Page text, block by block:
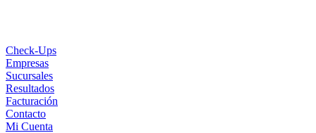
Check-Ups
Empresas
Sucursales
Resultados
Facturación
Contacto
Mi Cuenta